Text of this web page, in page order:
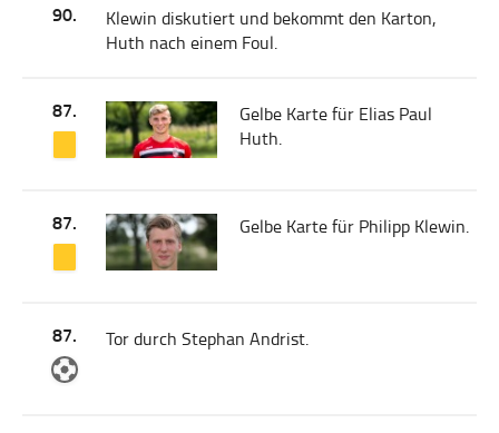
90.
Klewin diskutiert und bekommt den Karton,
Huth nach einem Foul.
87.
Gelbe Karte für Elias Paul
Huth.
87. Gelbe Karte für Philipp Klewin.
87. Tor durch Stephan Andrist.